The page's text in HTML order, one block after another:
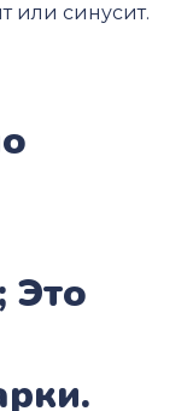
или синусит.
Это